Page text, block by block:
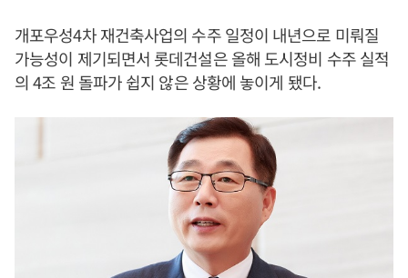
개포우성4차 재건축사업의 수주 일정이 내년으로 미뤄질
가능성이 제기되면서 롯데건설은 올해 도시정비 수주 실적
의 4조 원 돌파가 쉽지 않은 상황에 놓이게 됐다.